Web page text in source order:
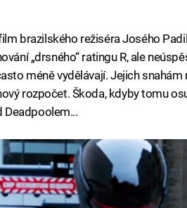
brazilského režiséra Josého
„drsného“ ratingu R, ale
méně vydělávají. Jejich snahám
rozpočet. Škoda, kdyby tomu
Deadpoolem...